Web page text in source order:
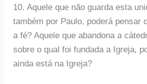
10. Aquele que não guarda esta
também por Paulo, poderá pensar
a fé? Aquele que abandona a
sobre o qual foi fundada a Igreja,
ainda está na Igreja?